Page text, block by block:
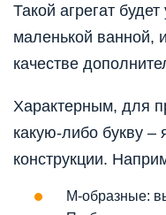
Такой агрегат
маленькой ванной,
качестве
Характерным, для
какую-либо букву –
конструкции.
М-образные: